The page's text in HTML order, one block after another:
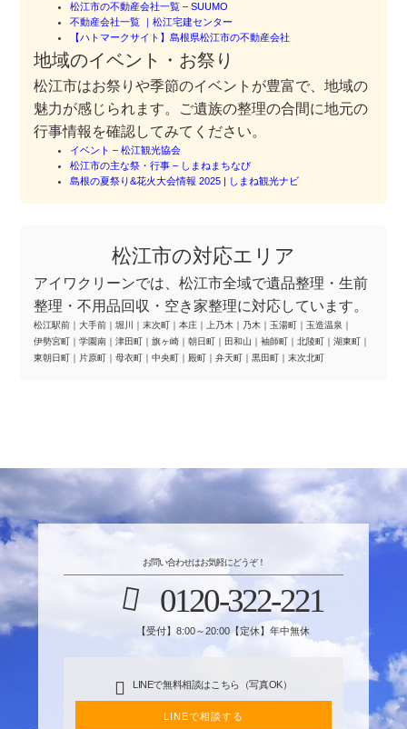
松江市の不動産会社一覧 – SUUMO
不動産会社一覧 ｜松江宅建センター
【ハトマークサイト】島根県松江市の不動産会社
地域のイベント・お祭り
松江市はお祭りや季節のイベントが豊富で、地域の
魅力が感じられます。ご遺族の整理の合間に地元の
行事情報を確認してみてください。
イベント – 松江観光協会
松江市の主な祭・行事 – しまねまちなび
島根の夏祭り&花火大会情報 2025 | しまね観光ナビ
松江市の対応エリア
アイワクリーンでは、松江市全域で遺品整理・生前
整理・不用品回収・空き家整理に対応しています。
松江駅前 大手前 堀川 末次町 本庄 上乃木 乃木 玉湯町 玉造温泉
伊勢宮町
学園南 津田町 旗ヶ崎 朝日町 田和山 袖師町 北陵町 湖東町
東朝日町
片原町 母衣町 中央町 殿町 弁天町 黒田町 末次北町
お問い合わせはお気軽にどうぞ！
0120-322-221
【受付】8:00～20:00【定休】年中無休
LINEで無料相談はこちら（写真OK）
LINEで相談する